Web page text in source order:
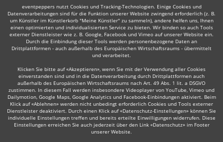
eventpeppers nutzt Cookies und Tracking-Technologien. Einige Cookies und
Datenverarbeitungen sind für die Funktion unserer Website zwingend erforderlich (z. B.
um Künstler im Künstlerkorb "Meine Künstler" zu sammeln), andere helfen uns, Ihnen
einen optimierten und individualisierten Service zu bieten. Wir binden so auch Tools
externer Dienstleister wie z. B. Google, Facebook und Vimeo auf unserer Website ein.
Durch die Einbindung dieser Tools werden personenbezogene Daten an
Drittplattformen - auch außerhalb des Europäischen Wirtschaftsraums - übermittelt
und verarbeitet.
Klicken Sie bitte auf «Akzeptieren», wenn Sie mit der Verwendung aller Cookies
einverstanden sind und in die Datenverarbeitung durch Drittplattformen auch
außerhalb des Europäischen Wirtschaftsraums nach Art. 49 Abs. 1 lit. a DSGVO
zustimmen. In diesem Fall werden insbesondere Videoplayer von YouTube, Vimeo und
Dailymotion, Google Maps, Google Analytics und Facebook-Einbindungen aktiviert. Beim
Klick auf «Ablehnen» werden nicht unbedingt erforderlich Cookies und Tools externer
Dienstleister deaktiviert. Durch einen Klick auf «Datenschutz-Einstellungen» können Sie
individuelle Einstellungen treffen und bereits erteilte Einwilligungen widerrufen. Diese
Einstellungen erreichen Sie auch jederzeit über den Link «Datenschutz» im Footer
unserer Website.